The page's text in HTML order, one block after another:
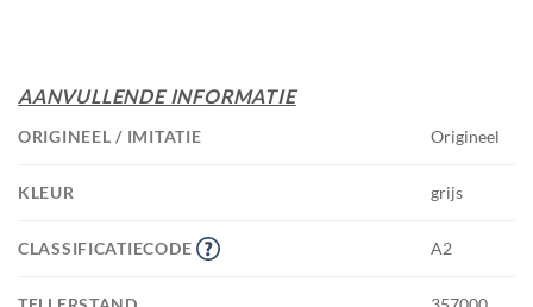
AANVULLENDE INFORMATIE
ORIGINEEL / IMITATIE Origineel
KLEUR grijs
CLASSIFICATIECODE A2